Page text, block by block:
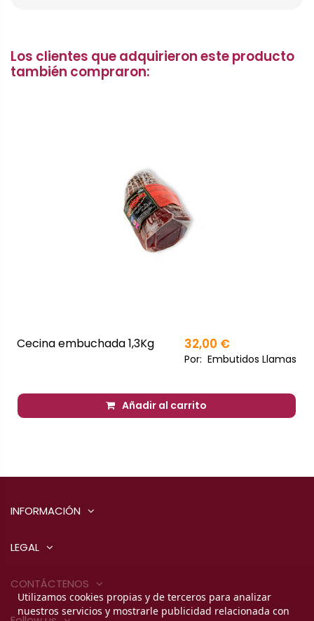
Los clientes que adquirieron este producto
también compraron:
Cecina embuchada 1,3Kg 32,00 €
Por: Embutidos Llamas
Añadir al carrito
INFORMACIÓN
LEGAL
CONTÁCTENOS
Utilizamos cookies propias y de terceros para analizar
nuestros servicios y mostrarle publicidad relacionada con